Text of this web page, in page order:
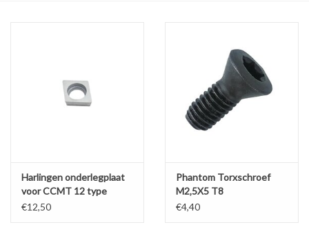
Alles om te Zagen |
Schroefdraad snijden |
Veiligheid |
Harlingen onderlegplaat
voor CCMT 12 type
beitels
€12,50
Phantom Torxschroef
M2‚5X5 T8
€4,40